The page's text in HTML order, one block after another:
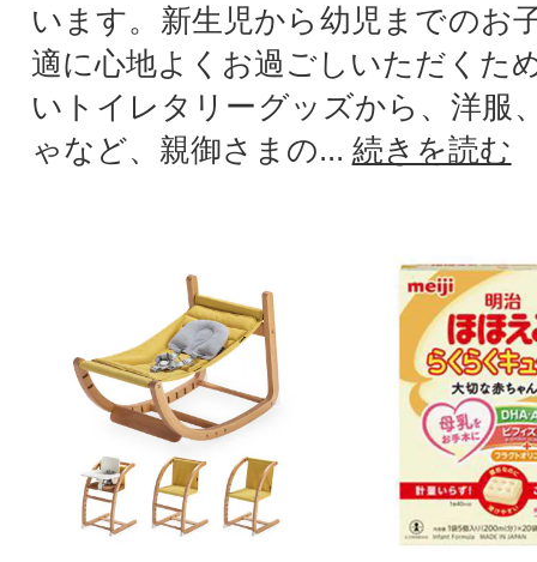
います。新生児から幼児までのお
適に心地よくお過ごしいただくた
いトイレタリーグッズから、洋服
ゃなど、親御さまの... 続きを読む